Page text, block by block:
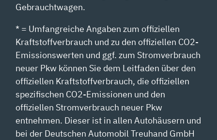
Gebrauchtwagen.
* = Umfangreiche Angaben zum offiziellen
Kraftstoffverbrauch und zu den offiziellen CO2-
Emissionswerten und ggf. zum Stromverbrauch
neuer Pkw können Sie dem Leitfaden über den
offiziellen Kraftstoffverbrauch, die offiziellen
spezifischen CO2-Emissionen und den
offiziellen Stromverbrauch neuer Pkw
entnehmen. Dieser ist in allen Autohäusern und
bei der Deutschen Automobil Treuhand GmbH